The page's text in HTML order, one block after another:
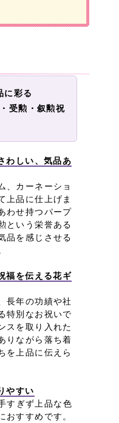
に彩る
受勲・叙勲祝
わしい、気品あ
、カーネーショ
上品に仕上げま
わせ持つパープ
という栄誉ある
品を感じさせる
福を伝える花ギ
長年の功績や社
特別なお祝いで
スを取り入れた
りながら落ち着
を上品に伝えら
やすい
すぎず上品な色
おすすめです。